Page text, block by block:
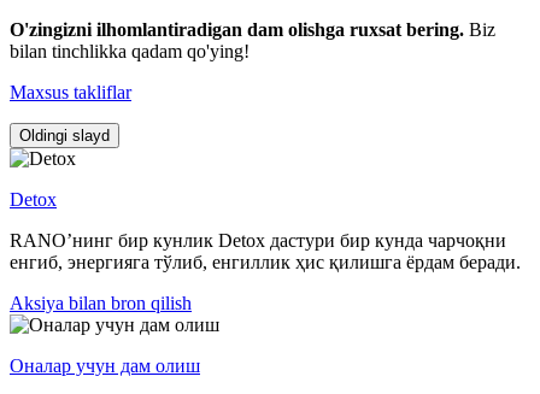
O'zingizni ilhomlantiradigan dam olishga ruxsat bering. Biz
bilan tinchlikka qadam qo'ying!
Maxsus takliflar
Oldingi slayd
Detox
RANO’нинг бир кунлик Detox дастури бир кунда чарчоқни
енгиб, энергияга тўлиб, енгиллик ҳис қилишга ёрдам беради.
Aksiya bilan bron qilish
Оналар учун дам олиш